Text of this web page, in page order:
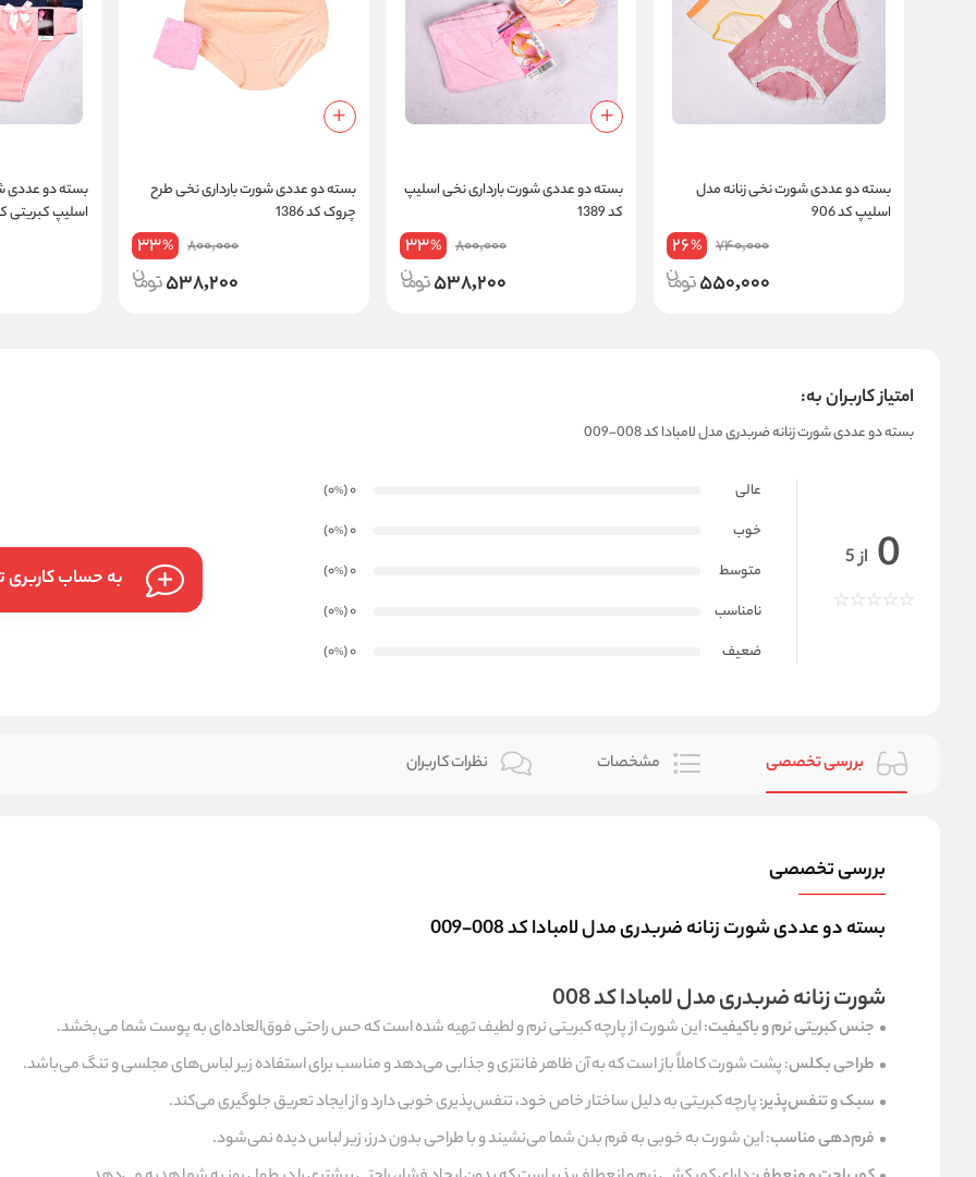
بسته دو عددی شورت نخی زنانه مدل
اسلیپ کد 906
740,000
26%
550,000
بسته دو عددی شورت بارداری نخی اسلیپ
کد 1389
800,000
33%
538,200
بسته دو عددی شورت بارداری نخی طرح
چروک کد 1386
800,000
33%
538,200
بسته دو عددی
اسلیپ کبریتی کد
امتیاز کاربران به:
بسته دو عددی شورت زنانه ضربدری مدل لامبادا کد 008-009
0 از 5
عالی 0
(0
%
)
خوب
0
(0
%
)
متوسط
0
(0
%
)
نامناسب
0
(0
%
)
ضعیف
0
(0
%
)
به حساب کاربری
بررسی تخصصی مشخصات نظرات کاربران
بررسی تخصصی
بسته دو عددی شورت زنانه ضربدری مدل لامبادا کد 008-009
شورت زنانه ضربدری مدل لامبادا کد 008
جنس کبریتی نرم و باکیفیت: این شورت از پارچه کبریتی نرم و لطیف تهیه شده است که حس راحتی فوق‌العاده‌ای به پوست شما می‌بخشد.
طراحی بکلس: پشت شورت کاملاً باز است که به آن ظاهر فانتزی و جذابی می‌دهد و مناسب برای استفاده زیر لباس‌های مجلسی و تنگ می‌باشد.
سبک و تنفس‌پذیر: پارچه کبریتی به دلیل ساختار خاص خود، تنفس‌پذیری خوبی دارد و از ایجاد تعریق جلوگیری می‌کند.
فرم‌دهی مناسب: این شورت به خوبی به فرم بدن شما می‌نشیند و با طراحی بدون درز، زیر لباس دیده نمی‌شود.